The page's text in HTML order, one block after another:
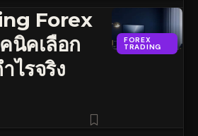
FOREX
TRADING
Forex
นิคเลือก
ไรจริง